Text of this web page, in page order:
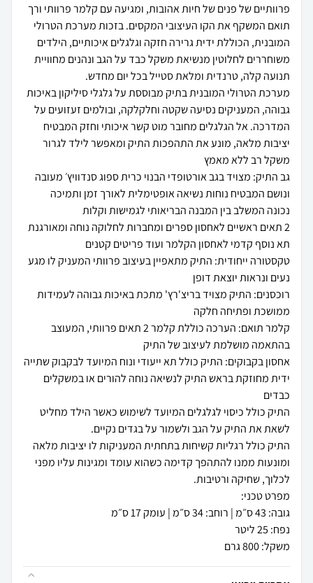
פרוותיים של פנים של חיות אהובות, ומגיעה עם קלמר פרוותי ורך
תואם המשקף את הקו העיצובי המקסים. בזכות מערכת הטרולי
המובנית, הכוללת ידית גרירה חזקה וגלגלים איכותיים, הילדים
משוחררים לחלוטין מנשיאת משקל כבד על הגב ונהנים מחוויית
מערכת הטרולי המובנית בתיק מבוססת על גלגלי סיליקון באיכות
גבוהה, המעניקים נסיעה שקטה וחלקלקה, ובולמים זעזועים על
המדרכה. אל הגלגלים מחובר מוט קשר איכותי וחזק המבטיח
יציבות מלאה, מונע את התהפכות התיק ומאפשר לילד לגרור
גב התיק: מצויד בגב אורטופדי הבנוי כרית ספוג סנדוויץ׳ מעובה
ונושם המבטיח נוחות נשיאה אופטימלית לאורך זמן ותמיכה
טקסטורה ייחודית: התיק מתאפיין בעיצוב פרוותי המעניק לו מגע
רוכסנים: התיק מצויד בריצ'רץ' מתכת באיכות גבוהה לעמידות
קלמר תואם: הערכה כוללת קלמר 2 תאים פרוותי, המעוצב
ידית מחוזקת בראש התיק לנשיאה נוחה להורים או במשקלים
התיק כולל כיסוי לגלגלים המיועד לשימוש כאשר הילד מחליט
התיק כולל רגליות קשיחות בתחתית המעניקות לו יציבות מלאה
ומונעות ממנו להתהפך קדימה כשהוא עומד ומגינות עליו מפני
משקל: 800 גרם